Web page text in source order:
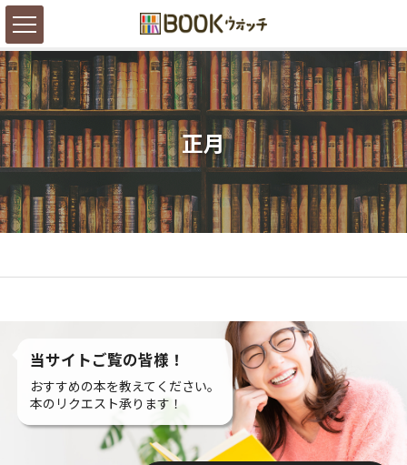
正月
当サイトご覧の皆様！
おすすめの本を教えてください。
本のリクエスト承ります！